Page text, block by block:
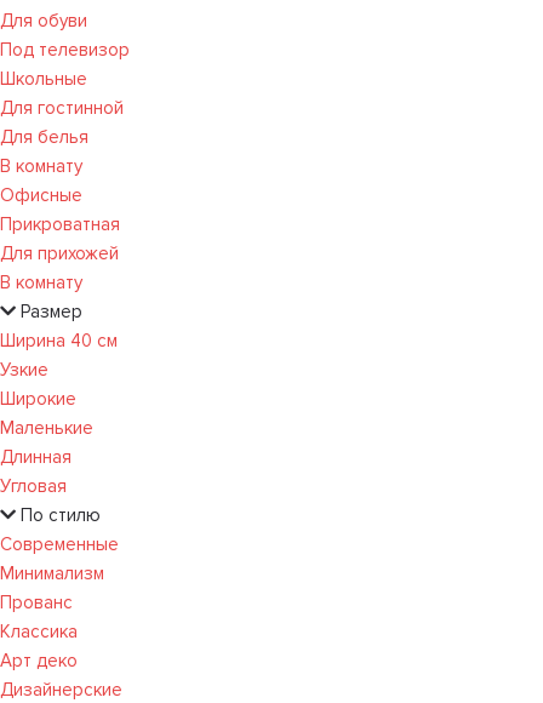
Для обуви
Под телевизор
Школьные
Для гостинной
Для белья
В комнату
Офисные
Прикроватная
Для прихожей
В комнату
Размер
Ширина 40 см
Узкие
Широкие
Маленькие
Длинная
Угловая
По стилю
Современные
Минимализм
Прованс
Классика
Арт деко
Дизайнерские